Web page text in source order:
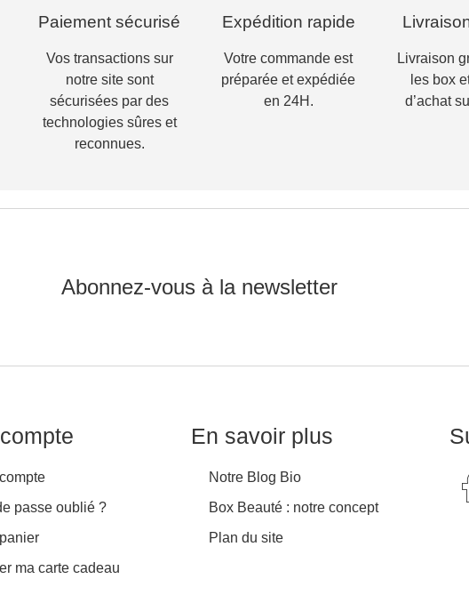
Paiement sécurisé
Vos transactions sur
notre site sont
sécurisées par des
technologies sûres et
reconnues.
Expédition rapide
Votre commande est
préparée et expédiée
en 24H.
Livraison
les box
d’achat
Abonnez-vous à la newsletter
passe oublié ?
ma carte cadeau
En savoir plus
Notre Blog Bio
Box Beauté : notre concept
Plan du site